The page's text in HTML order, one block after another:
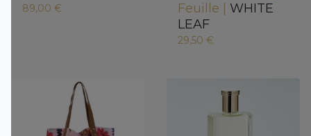
89,00 €
Feuille | WHITE
LEAF
29,50 €